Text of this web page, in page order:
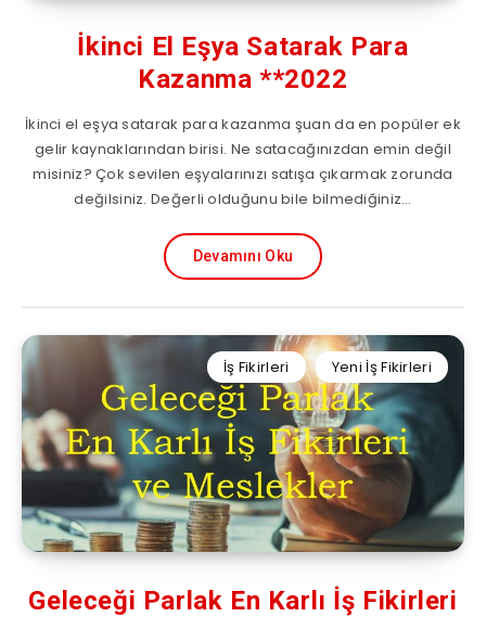
İkinci El Eşya Satarak Para
Kazanma **2022
İkinci el eşya satarak para kazanma şuan da en popüler ek
gelir kaynaklarından birisi. Ne satacağınızdan emin değil
misiniz? Çok sevilen eşyalarınızı satışa çıkarmak zorunda
değilsiniz. Değerli olduğunu bile bilmediğiniz…
Devamını Oku
İş Fikirleri Yeni İş Fikirleri
Geleceği Parlak En Karlı İş Fikirleri